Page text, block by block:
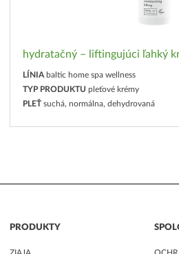
hydratačný – liftingujúci ľahký
LÍNIA baltic home spa wellness
TYP PRODUKTU pleťové krémy
PLEŤ suchá, normálna, dehydrovaná
PRODUKTY
ZIAJA